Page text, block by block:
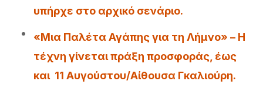
υπήρχε στο αρχικό σενάριο.
«Μια Παλέτα Αγάπης για τη Λήμνο» – Η
τέχνη γίνεται πράξη προσφοράς, έως
και 11 Αυγούστου/Αίθουσα Γκαλιούρη.